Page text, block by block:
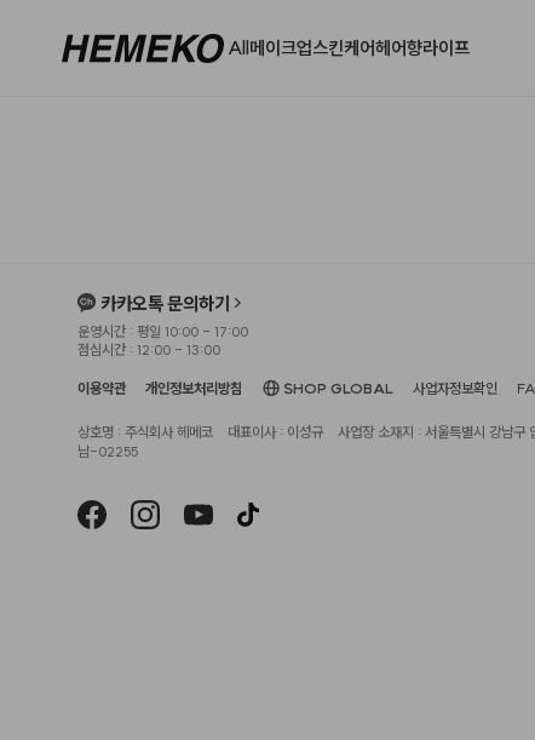
All메이크업스킨케어헤어향라이프
카카오톡 문의하기
운영시간 : 평일 10:00 - 17:00
점심시간 : 12:00 - 13:00
이용약관 개인정보처리방침 SHOP GLOBAL 사업자정보확인
상호명 : 주식회사 헤메코 대표이사 : 이성규 사업장 소재지 : 서울특별시 강남
남-02255